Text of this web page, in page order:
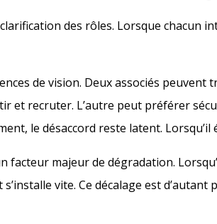
des rôles. Lorsque chacun
de vision. Deux associés peuvent
et recruter. L’autre peut préférer
le désaccord reste latent.
facteur majeur de dégradation.
vite. Ce décalage est